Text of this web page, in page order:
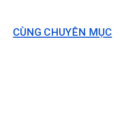
CÙNG CHUYÊN MỤC